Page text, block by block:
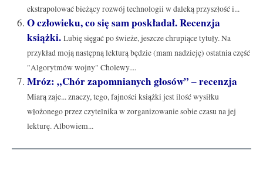
ekstrapolować bieżący rozwój technologii w daleką przyszłość i...
O człowieku, co się sam poskładał. Recenzja
książki. Lubię sięgać po świeże, jeszcze chrupiące tytuły. Na
przykład moją następną lekturą będzie (mam nadzieję) ostatnia część
"Algorytmów wojny" Cholewy....
Mróz: „Chór zapomnianych głosów” – recenzja
Miarą zaje... znaczy, tego, fajności książki jest ilość wysiłku
włożonego przez czytelnika w zorganizowanie sobie czasu na jej
lekturę. Albowiem...